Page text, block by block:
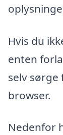
Hvis du
enten
selv sørge
browser.
Nedenfor